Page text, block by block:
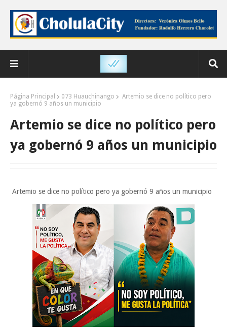
Página Principal 073 Huauchinango
Artemio se dice no político pero
ya gobernó 9 años un municipio
Artemio se dice no político pero
ya gobernó 9 años un municipio
Artemio se dice no político pero ya gobernó 9 años un municipio